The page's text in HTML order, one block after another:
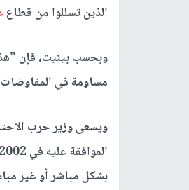
الذين تسللوا من قطاع
وبحسب بينيت، فإن
مساومة في
ويسعى وزير حرب
بشكل مباشر أو غير